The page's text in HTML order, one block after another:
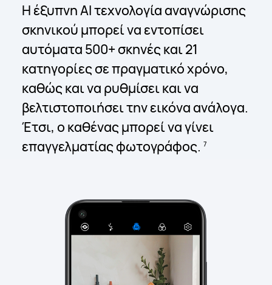
Η έξυπνη ΑΙ τεχνολογία αναγνώρισης
σκηνικού μπορεί να εντοπίσει
αυτόματα 500+ σκηνές και 21
κατηγορίες σε πραγματικό χρόνο,
καθώς και να ρυθμίσει και να
βελτιστοποιήσει την εικόνα ανάλογα.
Έτσι, ο καθένας μπορεί να γίνει
επαγγελματίας φωτογράφος. 7